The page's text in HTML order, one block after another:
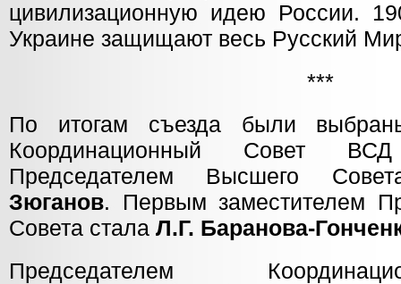
цивилизационную идею России.
Украине защищают весь Русский
***
По итогам съезда были
Координационный Совет
Председателем Высшего
Зюганов. Первым заместителем
Совета стала Л.Г. Баранова-
Председателем